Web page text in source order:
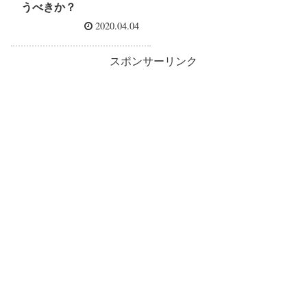
うべきか？
2020.04.04
スポンサーリンク